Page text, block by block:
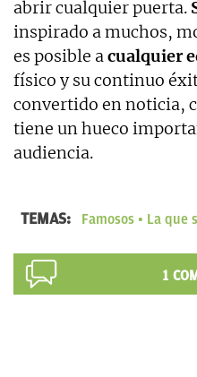
abrir cualquier puerta.
inspirado a muchos,
es posible acualquier
físico y su continuo
convertido en noticia,
tiene un hueco
audiencia.
TEMAS: Famosos La que
1